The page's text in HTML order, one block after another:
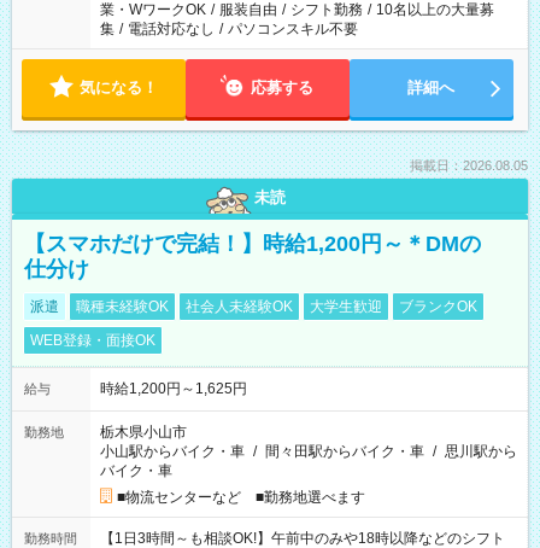
業・WワークOK / 服装自由 / シフト勤務 / 10名以上の大量募
集 / 電話対応なし / パソコンスキル不要
気になる！ 応募する 詳細へ
掲載日：2026.08.05
未読
【スマホだけで完結！】時給1,200円～＊DMの
仕分け
派遣 職種未経験OK 社会人未経験OK 大学生歓迎
ブランクOK
WEB登録・面接OK
給与 時給1,200円～1,625円
勤務地
栃木県小山市
小山駅からバイク・車 / 間々田駅からバイク・車 / 思川駅から
バイク・車
■物流センターなど ■勤務地選べます
勤務時間
【1日3時間～も相談OK!】午前中のみや18時以降などのシフト